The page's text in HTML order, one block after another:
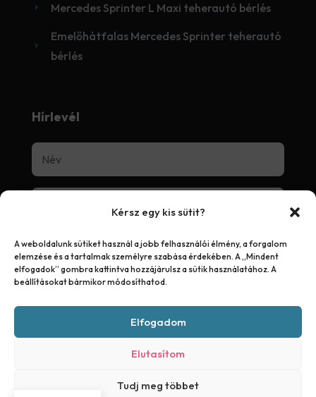
Kérsz egy kis sütit?
A weboldalunk sütiket használ a jobb felhasználói élmény, a forgalom
elemzése és a tartalmak személyre szabása érdekében. A „Mindent
elfogadok” gombra kattintva hozzájárulsz a sütik használatához. A
beállításokat bármikor módosíthatod.
Elfogadom
Elutasítom
Tudj meg többet
E Mercedes Sprinter L Maxi teherautó bérlés
E
Emelőhátfalas Mercedes Sprinter teherautó
bérlés
Hírlevél
Uhu Kreatív Ügynökség